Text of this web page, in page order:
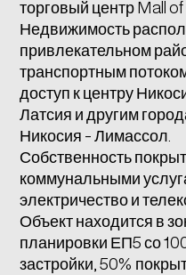
торговый центр Mall of
Недвижимость
привлекательном
транспортным
доступ к центру
Латсия и другим
Никосия - Лимассол.
Собственность
коммунальными
электричество и
Объект находится в
планировки ЕП5 со
застройки, 50%